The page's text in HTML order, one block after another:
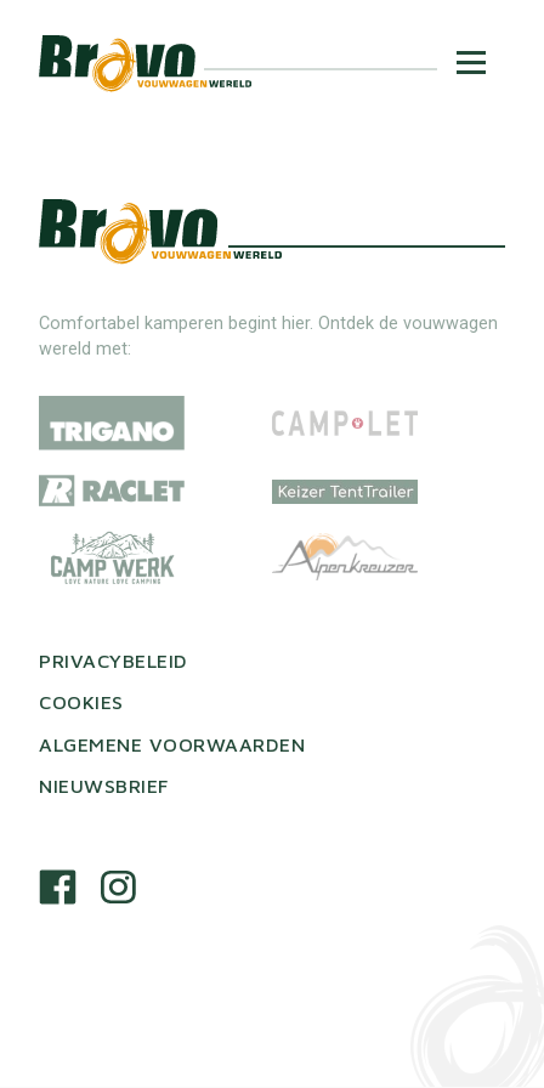
Comfortabel kamperen begint hier. Ontdek de vouwwagen
wereld met:
PRIVACYBELEID
COOKIES
ALGEMENE VOORWAARDEN
NIEUWSBRIEF